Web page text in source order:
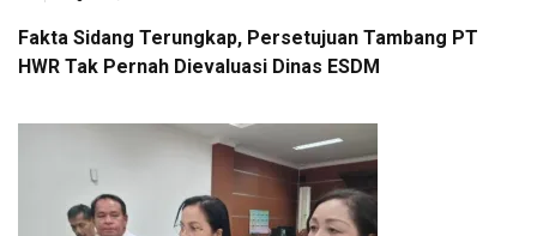
Fakta Sidang Terungkap, Persetujuan Tambang PT
HWR Tak Pernah Dievaluasi Dinas ESDM